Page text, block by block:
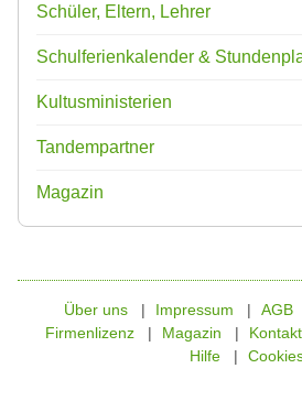
Schüler, Eltern, Lehrer
Schulferienkalender &
Kultusministerien
Tandempartner
Magazin
Über uns Impressum AGB
Firmenlizenz
Magazin Kontakt
Hilfe